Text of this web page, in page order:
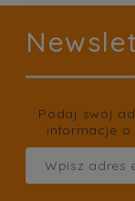
Podaj swój
informacje o